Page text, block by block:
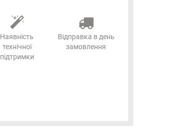
Наявність
технічної
підтримки
Відправка в день
замовлення